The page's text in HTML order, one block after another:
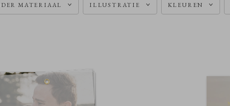
MATERIAAL ILLUSTRATIE KLEUREN